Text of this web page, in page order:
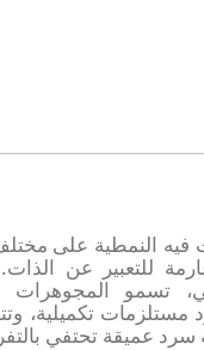
النمطية على مختلف
للتعبير عن
تسمو المجوهرات
مستلزمات تكميلية،
عميقة تحتفي